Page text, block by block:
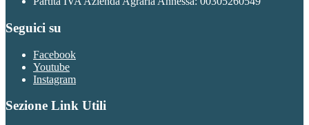
Seguici su
Facebook
Youtube
Instagram
Sezione Link Utili